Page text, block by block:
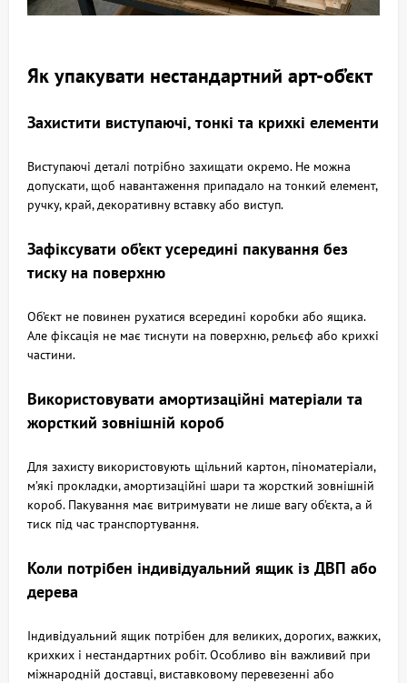
Як упакувати нестандартний арт-об’єкт
Захистити виступаючі, тонкі та крихкі елементи
Виступаючі деталі потрібно захищати окремо. Не можна
допускати, щоб навантаження припадало на тонкий елемент,
ручку, край, декоративну вставку або виступ.
Зафіксувати об’єкт усередині пакування без
тиску на поверхню
Об’єкт не повинен рухатися всередині коробки або ящика.
Але фіксація не має тиснути на поверхню, рельєф або крихкі
частини.
Використовувати амортизаційні матеріали та
жорсткий зовнішній короб
Для захисту використовують щільний картон, піноматеріали,
м’які прокладки, амортизаційні шари та жорсткий зовнішній
короб. Пакування має витримувати не лише вагу об’єкта, а й
тиск під час транспортування.
Коли потрібен індивідуальний ящик із ДВП або
дерева
Індивідуальний ящик потрібен для великих, дорогих, важких,
крихких і нестандартних робіт. Особливо він важливий при
міжнародній доставці, виставковому перевезенні або